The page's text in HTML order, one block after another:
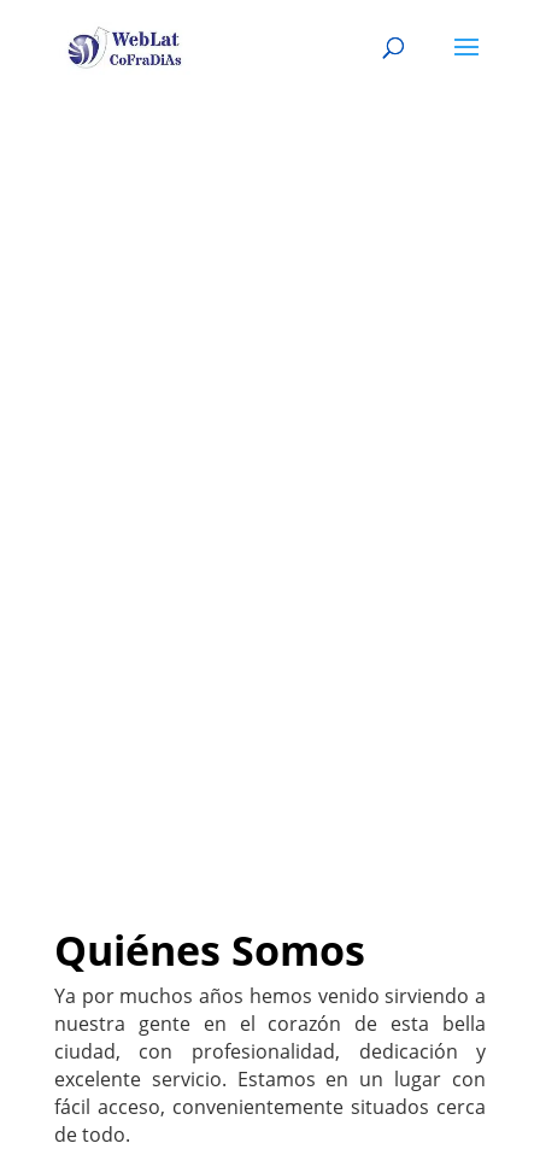
Quiénes Somos
Ya por muchos años hemos venido sirviendo a
nuestra gente en el corazón de esta bella
ciudad, con profesionalidad, dedicación y
excelente servicio. Estamos en un lugar con
fácil acceso, convenientemente situados cerca
de todo.